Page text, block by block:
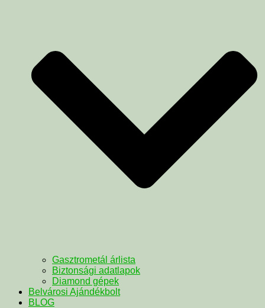
Gasztrometál árlista
Biztonsági adatlapok
Diamond gépek
Belvárosi Ajándékbolt
BLOG